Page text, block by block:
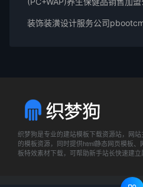
装饰装潢设计服务公司
织梦狗是专业的建站模板下载资源站，网
的模板资源，同时提供html静态网页模板
板特效素材下载，可帮助新手站长快速建立